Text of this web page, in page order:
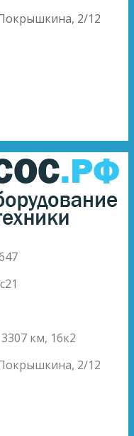
2/12
км, 16к2
2/12